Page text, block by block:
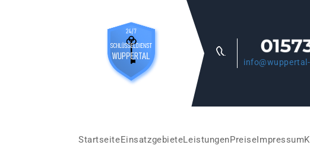
StartseiteEinsatzgebieteLeistungenPreiseImpressum